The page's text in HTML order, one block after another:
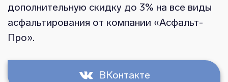
дополнительную скидку до 3% на все виды
асфальтирования от компании «Асфальт-
Про».
ВКонтакте